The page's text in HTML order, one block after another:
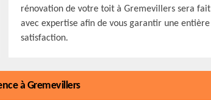
rénovation de votre toit à Gremevillers sera fait
avec expertise afin de vous garantir une entière
satisfaction.
à Gremevillers